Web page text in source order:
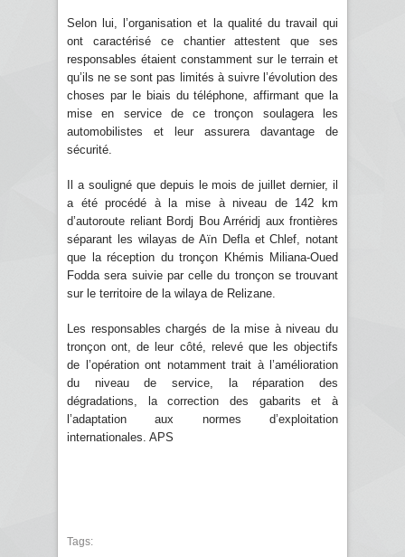
Selon lui, l’organisation et la qualité du travail qui
ont caractérisé ce chantier attestent que ses
responsables étaient constamment sur le terrain et
qu’ils ne se sont pas limités à suivre l’évolution des
choses par le biais du téléphone, affirmant que la
mise en service de ce tronçon soulagera les
automobilistes et leur assurera davantage de
sécurité.
Il a souligné que depuis le mois de juillet dernier, il
a été procédé à la mise à niveau de 142 km
d’autoroute reliant Bordj Bou Arréridj aux frontières
séparant les wilayas de Aïn Defla et Chlef, notant
que la réception du tronçon Khémis Miliana-Oued
Fodda sera suivie par celle du tronçon se trouvant
sur le territoire de la wilaya de Relizane.
Les responsables chargés de la mise à niveau du
tronçon ont, de leur côté, relevé que les objectifs
de l’opération ont notamment trait à l’amélioration
du niveau de service, la réparation des
dégradations, la correction des gabarits et à
l’adaptation aux normes d’exploitation
internationales. APS
Tags: